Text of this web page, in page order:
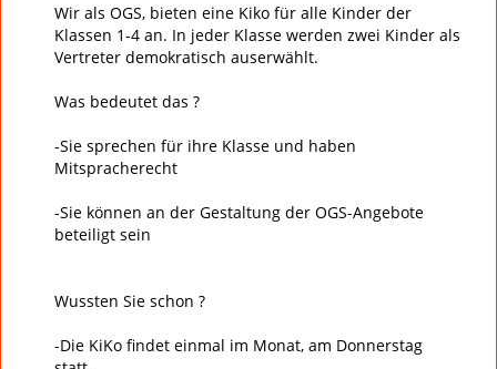
Wir als OGS, bieten eine Kiko für alle Kinder der
Klassen 1-4 an. In jeder Klasse werden zwei Kinder als
Vertreter demokratisch auserwählt.
Was bedeutet das ?
-Sie sprechen für ihre Klasse und haben
Mitspracherecht
-Sie können an der Gestaltung der OGS-Angebote
beteiligt sein
Wussten Sie schon ?
-Die KiKo findet einmal im Monat, am Donnerstag